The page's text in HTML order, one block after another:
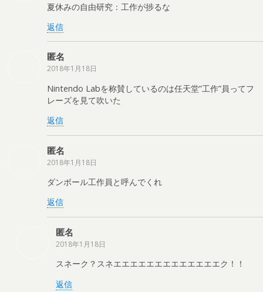
夏休みの自由研究：工作が捗るな
返信
匿名
2018年1月18日
Nintendo Labを称賛しているのは任天堂”工作”員ってフ
レーズを見て吹いた
返信
匿名
2018年1月18日
ダンボール工作員と呼んでくれ
返信
匿名
2018年1月18日
スネーク？スネエエエエエエエエエエエエエク！！
返信